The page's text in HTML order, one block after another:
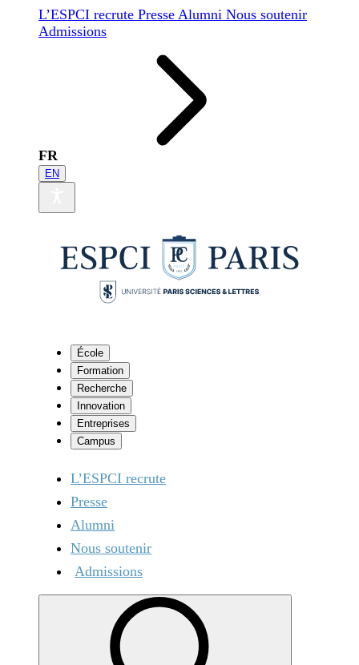
L’ESPCI recrute Presse Alumni Nous soutenir
Admissions
FR
EN
École
Formation
Recherche
Innovation
Entreprises
Campus
L’ESPCI recrute
Presse
Alumni
Nous soutenir
Admissions